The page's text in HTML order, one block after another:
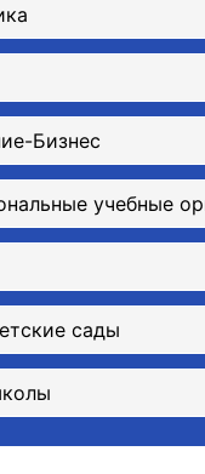
Бизнес
учебные
сады